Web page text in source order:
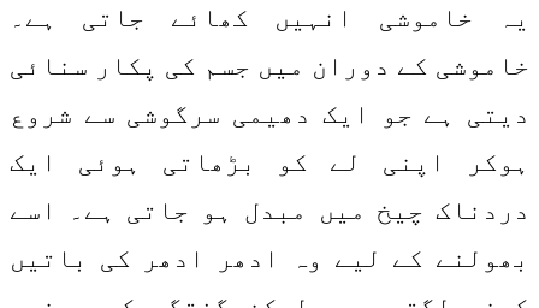
یہ خاموشی انہیں کھائے جاتی ہے۔
خاموشی کے دوران میں جسم کی پکار سنائی
دیتی ہے جو ایک دھیمی سرگوشی سے شروع
ہوکر اپنی لے کو بڑھاتی ہوئی ایک
دردناک چیخ میں مبدل ہو جاتی ہے۔ اسے
بھولنے کے لیے وہ ادھر ادھر کی باتیں